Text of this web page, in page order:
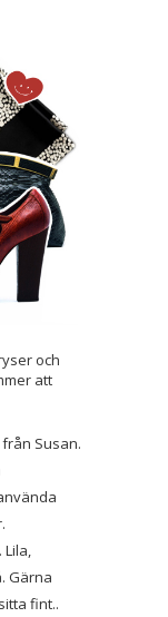
och
att
Susan.
Gärna
fint..